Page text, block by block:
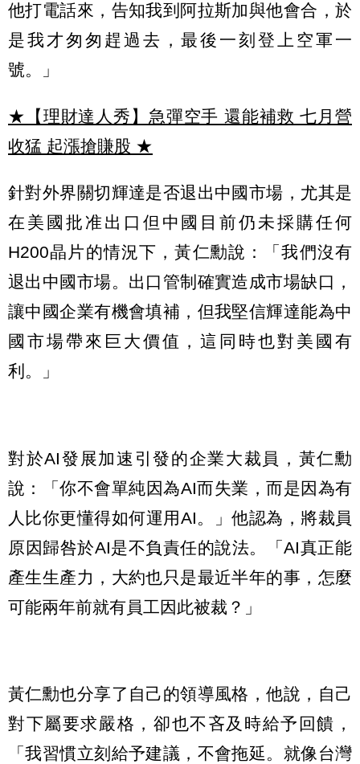
他打電話來，告知我到阿拉斯加與他會合，於
是我才匆匆趕過去，最後一刻登上空軍一
號。」
★【理財達人秀】急彈空手 還能補救 七月營
收猛 起漲搶賺股 ★
針對外界關切輝達是否退出中國市場，尤其是
在美國批准出口但中國目前仍未採購任何
H200晶片的情況下，黃仁勳說：「我們沒有
退出中國市場。出口管制確實造成市場缺口，
讓中國企業有機會填補，但我堅信輝達能為中
國市場帶來巨大價值，這同時也對美國有
利。」
對於AI發展加速引發的企業大裁員，黃仁勳
說：「你不會單純因為AI而失業，而是因為有
人比你更懂得如何運用AI。」他認為，將裁員
原因歸咎於AI是不負責任的說法。「AI真正能
產生生產力，大約也只是最近半年的事，怎麼
可能兩年前就有員工因此被裁？」
黃仁勳也分享了自己的領導風格，他說，自己
對下屬要求嚴格，卻也不吝及時給予回饋，
「我習慣立刻給予建議，不會拖延。就像台灣